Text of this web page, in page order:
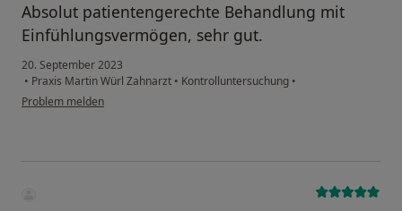
Absolut patientengerechte Behandlung mit
Einfühlungsvermögen, sehr gut.
20. September 2023
• Praxis Martin Würl Zahnarzt • Kontrolluntersuchung •
Problem melden